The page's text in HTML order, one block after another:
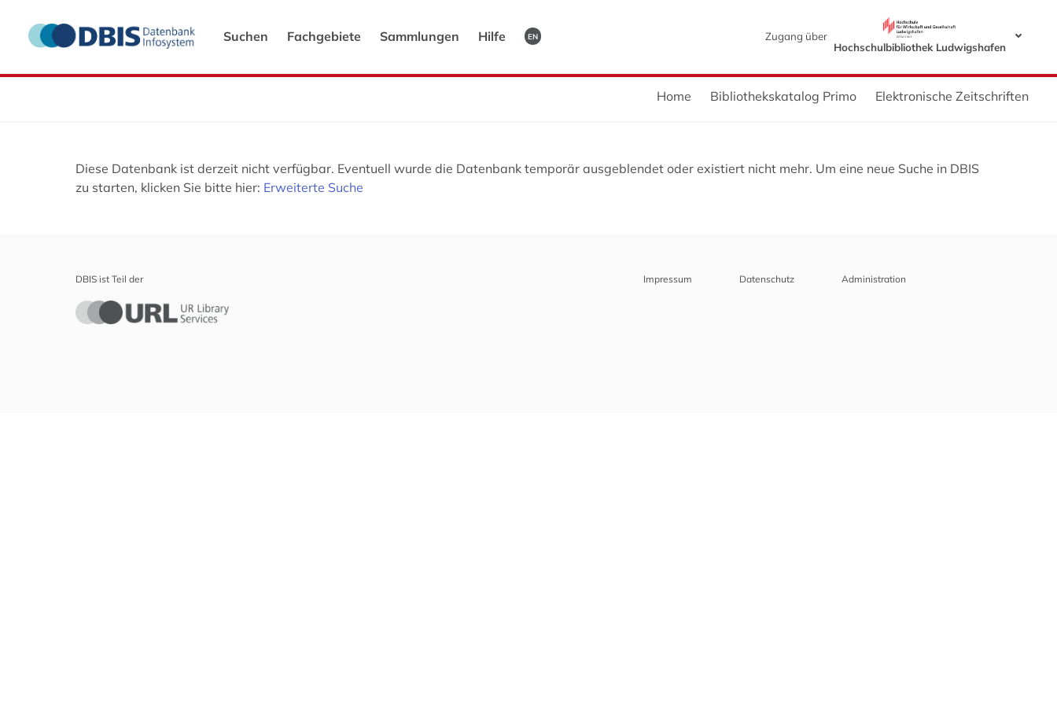
Suchen Fachgebiete Sammlungen Hilfe EN
Zugang über
Hochschulbibliothek Ludwigshafen
Home Bibliothekskatalog Primo Elektronische Zeitschriften
Diese Datenbank ist derzeit nicht verfügbar. Eventuell wurde die Datenbank temporär ausgeblendet oder existiert nicht mehr. Um eine neue Suche in DBIS
zu starten, klicken Sie bitte hier: Erweiterte Suche
DBIS ist Teil der Impressum Datenschutz Administration